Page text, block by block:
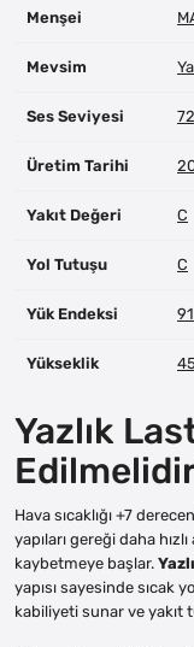
Menşei
Mevsim
Ses Seviyesi 72
Üretim Tarihi
Yakıt Değeri C
Yol Tutuşu C
Yük Endeksi 91
Yükseklik 45
Yazlık
Hava sıcaklığı +7
yapıları gereği daha
kaybetmeye başlar.
yapısı sayesinde sıcak
kabiliyeti sunar ve yakıt